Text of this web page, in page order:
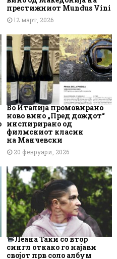
престижниот Mundus Vini
12 март, 2026
Во Италија промовирано
ново вино „Пред дождот“
инспирирано од
филмскиот класик
на Манчевски
20 февруари, 2026
Леана Таќи со втор
сингл откако го најави
својот прв соло албум